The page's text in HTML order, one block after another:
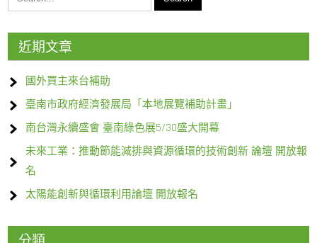
近期文章
國外買主來台補助
臺南市政府經濟發展局「本地展覽補助計畫」
南台灣永續盛會 臺南綠色展5/30盛大開幕
未來工業：推動節能減排與資源循環的技術創新 論壇 開放報
名
太陽能創新與循環利用論壇 開放報名